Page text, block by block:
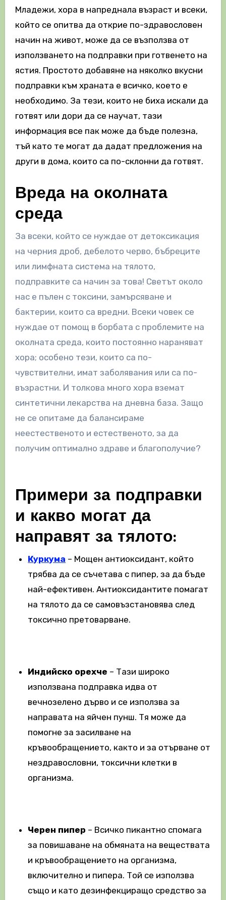
Младежи, хора в напреднала възраст и всеки,
който се опитва да открие по-здравословен
начин на живот, може да се възползва от
използването на подправки при готвенето на
ястия. Простото добавяне на няколко вкусни
подправки към храната е всичко, което е
необходимо. За тези, които не биха искали да
готвят или дори да се научат, тази
информация все пак може да бъде полезна,
тъй като те могат да дадат предложения на
други в дома, които са по-склонни да готвят.
Вреда на околната
среда
За всеки, който се нуждае от детоксикация
на черния дроб, дебелото черво, бъбреците
или лимфната система на тялото,
подправките са начин за това! Светът около
нас е пълен с токсини, замърсяване и
бактерии, които са вредни. Всеки човек се
нуждае от помощ в борбата с проблемите на
околната среда, които постоянно нараняват
хора; особено тези, които са по-
чувствителни, имат заболявания или са по-
възрастни. И толкова много хора вземат
синтетични лекарства на дневна база. Защо
не се опитаме да балансираме
неестественото и естественото, за да
получим оптимално здраве и благополучие?
Примери за подправки
и какво могат да
направят за тялото:
Куркума – Мощен антиоксидант, който
трябва да се съчетава с пипер, за да бъде
най-ефективен. Антиоксидантите помагат
на тялото да се самовъзстановява след
токсично претоварване.
Индийско орехче – Тази широко
използвана подправка идва от
вечнозелено дърво и се използва за
направата на яйчен пунш. Тя може да
помогне за засилване на
кръвообращението, както и за отърване от
нездравословни, токсични клетки в
организма.
Черен пипер – Всичко пикантно спомага
за повишаване на обмяната на веществата
и кръвообращението на организма,
включително и пипера. Той се използва
също и като дезинфекциращо средство за